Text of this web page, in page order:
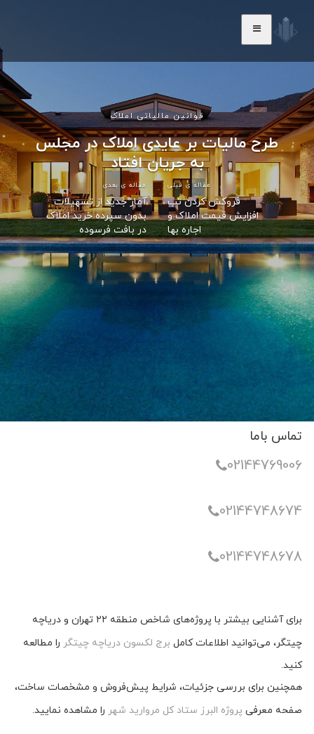
قوانین مالیاتی املاک
طرح مالیات بر عایدی املاک در مجلس
به جریان افتاد
مقاله ی قبلی
فروکش کردن تب
افزایش قیمت املاک و
اجاره بها
مقاله ی بعدی
آمار جدید از تسهیلات
بدون سپرده خرید املاک
در بافت فرسوده
تماس باما
02144769006
02144748674
02144748678
برای آشنایی بیشتر با پروژه‌های شاخص منطقه ۲۲ تهران و دریاچه
چیتگر، می‌توانید اطلاعات کاملبرج لکسون دریاچه چیتگررا مطالعه
کنید.
همچنین برای بررسی جزئیات، شرایط پیش‌فروش و مشخصات ساخت،
صفحه معرفیپروژه البرز ستاد کل مروارید شهررا مشاهده نمایید.